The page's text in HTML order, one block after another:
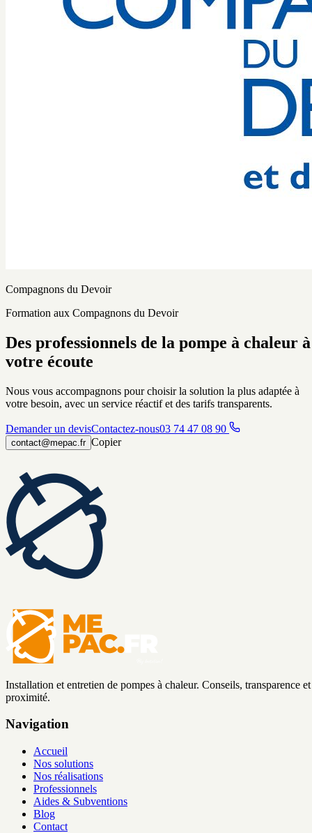
Compagnons du Devoir
Formation aux Compagnons du Devoir
Des professionnels de la pompe à chaleur à
votre écoute
Nous vous accompagnons pour choisir la solution la plus adaptée à
votre besoin, avec un service réactif et des tarifs transparents.
Demander un devisContactez-nous03 74 47 08 90
contact@mepac.fr Copier
Installation et entretien de pompes à chaleur. Conseils, transparence et
proximité.
Navigation
Accueil
Nos solutions
Nos réalisations
Professionnels
Aides & Subventions
Blog
Contact